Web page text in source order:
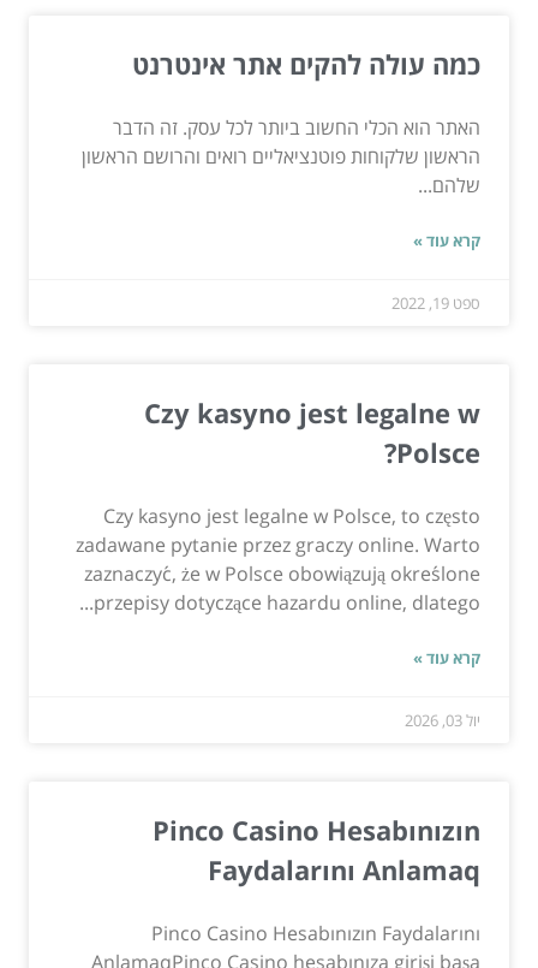
כמה עולה להקים אתר אינטרנט
האתר הוא הכלי החשוב ביותר לכל עסק. זה הדבר
הראשון שלקוחות פוטנציאליים רואים והרושם הראשון
שלהם...
קרא עוד »
ספט 19, 2022
Czy kasyno jest legalne w
Polsce?
Czy kasyno jest legalne w Polsce, to często
zadawane pytanie przez graczy online. Warto
zaznaczyć, że w Polsce obowiązują określone
przepisy dotyczące hazardu online, dlatego...
קרא עוד »
יול 03, 2026
Pinco Casino Hesabınızın
Faydalarını Anlamaq
Pinco Casino Hesabınızın Faydalarını
AnlamaqPinco Casino hesabınıza girişi başa